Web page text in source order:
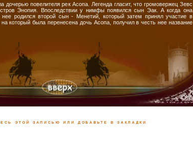
дочерью повелителя рек Асопа. Легенда гласит, что громовержец Зевс
Энопия. Впоследствии у нимфы появился сын Эак. А когда она
родился второй сын - Менетий, который затем принял участие в
который была перенесена дочь Асопа, получил в честь нее название
этой записью или добавьте в закладки